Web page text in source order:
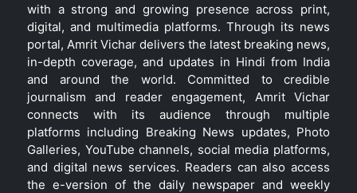
with a strong and growing presence across print,
digital, and multimedia platforms. Through its news
portal, Amrit Vichar delivers the latest breaking news,
in-depth coverage, and updates in Hindi from India
and around the world. Committed to credible
journalism and reader engagement, Amrit Vichar
connects with its audience through multiple
platforms including Breaking News updates, Photo
Galleries, YouTube channels, social media platforms,
and digital news services. Readers can also access
the e-version of the daily newspaper and weekly